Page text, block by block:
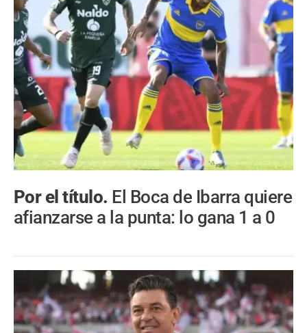
Por el título. El Boca de Ibarra quiere
afianzarse a la punta: lo gana 1 a 0